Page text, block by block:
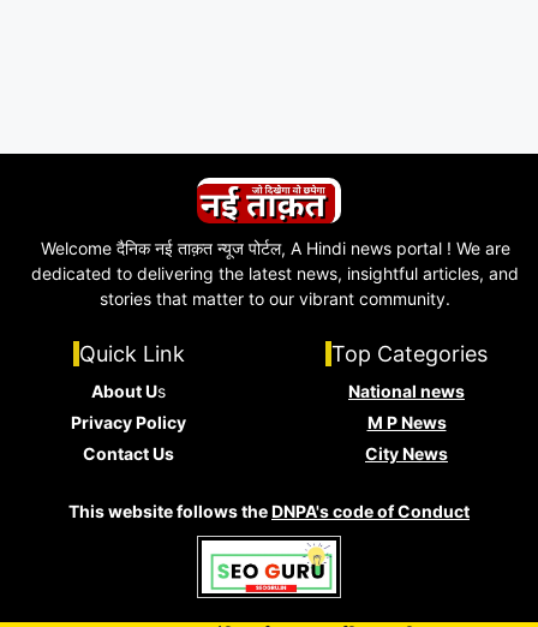
Welcome दैनिक नई ताक़त न्यूज पोर्टल, A Hindi news portal ! We are
dedicated to delivering the latest news, insightful articles, and
stories that matter to our vibrant community.
Quick Link
About Us
Privacy Policy
Contact Us
Top Categories
National news
M P News
City News
This website follows theDNPA's code of Conduct